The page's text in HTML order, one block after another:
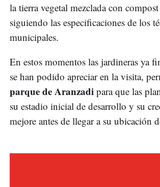
la tierra vegetal mezclada con
siguiendo las especificaciones de los
municipales.
En estos momentos las jardineras ya
se han podido apreciar en la visita,
parque de Aranzadi para que las
su estadio inicial de desarrollo y su
mejore antes de llegar a su ubicación